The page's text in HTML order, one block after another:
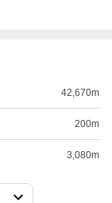
42,670m
200m
3,080m